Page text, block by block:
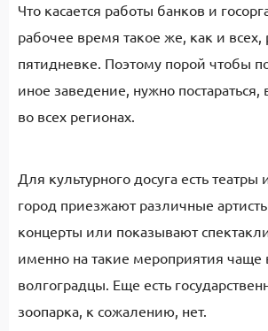
Что касается работы банков и
рабочее время такое же, как и
пятидневке. Поэтому порой чтобы
иное заведение, нужно
во всех регионах.
Для культурного досуга есть
город приезжают различные
концерты или показывают
именно на такие мероприятия чаще
волгоградцы. Еще есть
зоопарка, к сожалению, нет.